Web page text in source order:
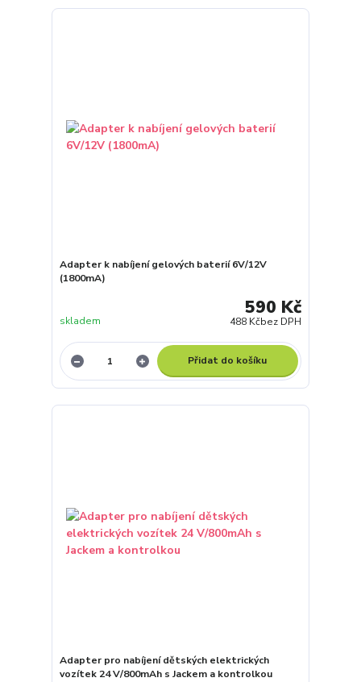
Adapter k nabíjení gelových baterií 6V/12V
(1800mA)
590 Kč
488 Kčbez DPH
skladem
Přidat do košíku
Adapter pro nabíjení dětských elektrických
vozítek 24 V/800mAh s Jackem a kontrolkou